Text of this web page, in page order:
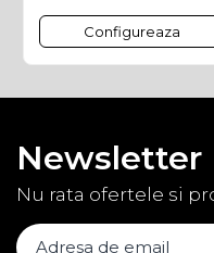
Configureaza
Newsletter
Nu rata ofertele si